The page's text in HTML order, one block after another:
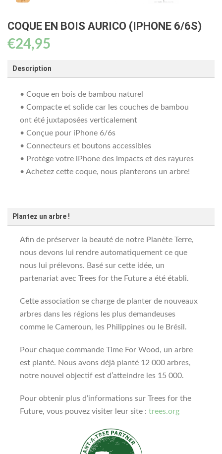
COQUE EN BOIS AURICO (IPHONE 6/6S)
€24,95
Description
• Coque en bois de bambou naturel
• Compacte et solide car les couches de bambou
ont été juxtaposées verticalement
• Conçue pour iPhone 6/6s
• Connecteurs et boutons accessibles
• Protège votre iPhone des impacts et des rayures
• Achetez cette coque, nous planterons un arbre!
Plantez un arbre !
Afin de préserver la beauté de notre Planète Terre,
nous devons lui rendre automatiquement ce que
nous lui prélevons. Basé sur cette idée, un
partenariat avec Trees for the Future a été établi.
Cette association se charge de planter de nouveaux
arbres dans les régions les plus demandeuses
comme le Cameroun, les Philippines ou le Brésil.
Pour chaque commande Time For Wood, un arbre
est planté. Nous avons déjà planté 12 000 arbres,
notre nouvel objectif est d’atteindre les 15 000.
Pour obtenir plus d’informations sur Trees for the
Future, vous pouvez visiter leur site : trees.org